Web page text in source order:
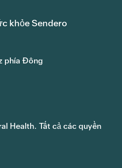
khỏe Sendero
phía Đông
Health. Tất cả các quyền